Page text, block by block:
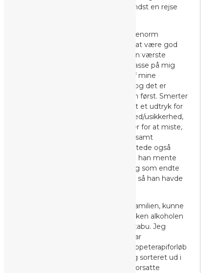
masse oprydning – og ikke mindst en rejse
Jeg har altid kæmpet med en enorm
usikkerhed, en følelse af aldrig at være god
nok, og jeg har været min egen værste
fjende når det kommer til at passe på mig
selv og min krop. En stor del af mine
spændinger sidder i min lænd og det er
oftest her jeg mærker smerten først. Smerter
og ubalancer i lænden er oftest et udtryk for
overlevelse, følelsen af sikkerhed/usikkerhed,
angsten for at blive svigtet eller for at miste,
krav/ forventninger til dig selv, samt
egenomsorg – og Michael startede også
med at behandle lænden, som han mente
var et godt “udgangspunkt”, og som endte
med at være både gul og blå – så han havde
Selvom der nu var 0 alhohol i familien, kunne
vi stadig ikke tale om det, hverken alkoholen
eller følelserne. Det forblev et tabu. Jeg
startede hos en psykolog og var
efterfølgende igennem et gruppeterapiforløb
hos TUBA. Jeg fik ryddet op og sorteret ud i
bagagen parallelt med, at jeg forsatte